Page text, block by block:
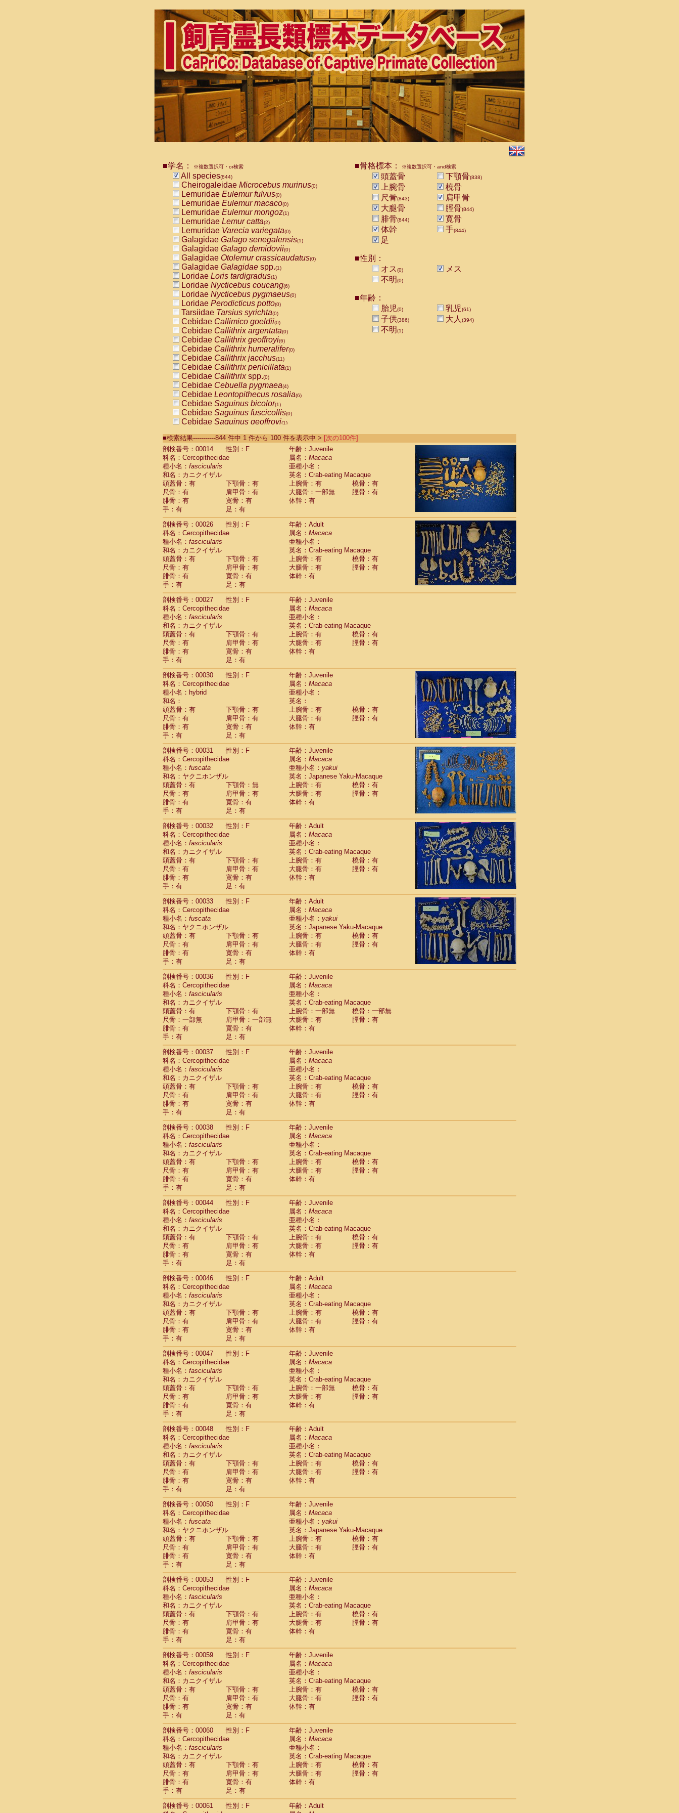
■学名： ※複数選択可・or検索
All species(844)
Cheirogaleidae Microcebus murinus(0)
Lemuridae Eulemur fulvus(0)
Lemuridae Eulemur macaco(0)
Lemuridae Eulemur mongoz(1)
Lemuridae Lemur catta(2)
Lemuridae Varecia variegata(0)
Galagidae Galago senegalensis(1)
Galagidae Galago demidovii(0)
Galagidae Otolemur crassicaudatus(0)
Galagidae Galagidae spp.(1)
Loridae Loris tardigradus(1)
Loridae Nycticebus coucang(6)
Loridae Nycticebus pygmaeus(0)
Loridae Perodicticus potto(0)
Tarsiidae Tarsius syrichta(0)
Cebidae Callimico goeldii(0)
Cebidae Callithrix argentata(0)
Cebidae Callithrix geoffroyi(6)
Cebidae Callithrix humeralifer(0)
Cebidae Callithrix jacchus(11)
Cebidae Callithrix penicillata(1)
Cebidae Callithrixspp.(0)
Cebidae Cebuella pygmaea(4)
Cebidae Leontopithecus rosalia(6)
Cebidae Saguinus bicolor(1)
Cebidae Saguinus fuscicollis(0)
Cebidae Saguinus geoffroyi(1)
CebidaeSaguinus labiatus(0)
Cebidae Saguinus leucopus (2)
CebidaeSaguinus midas
CebidaeSaguinus mystax
CebidaeSaguinus nigricollis (22)
Cebidae Saguinus oedipus
Cebidae Saguinus weddelli
Cebidae Saguinusspp.
Cebidae Aotus trivirgatus
Cebidae Cebus albifrons
CebidaeCebus apella
CebidaeCebus capucinus
CebidaeCebus nigrivittatus
Cebidae Cebusspp.(0)
Cebidae Saimiri boliviensis
Cebidae Saimiri sciureus
Atelidae Alouatta caraya
AtelidaeAlouatta fusca
Atelidae Alouatta seniculus
AtelidaeAlouatta
AtelidaeAteles belzebuth
Atelidae Ateles geoffroyi
Atelidae Ateles paniscus
Atelidae Atelesspp.
Atelidae Lagothrix lagothricha
AtelidaeLagothrix lagothricha cana(0)
Pitheciidae Cacajao calvus rubicundus(0)
PitheciidaeCallicebus cupreus(2)
Pitheciidae Callicebus donacophilus(0)
Pitheciidae Callicebus moloch(0)
Pitheciidae Callicebus torquatus(0)
Pitheciidae Callicebus
Pitheciidae Chiropotes satanas
Pitheciidae Pithecia monachus
Pitheciidae Pithecia pithecia (0)
Cercopithecidae Cercocebus agilis (0)
Cercopithecidae Cercocebus galeritus chrysogaster
Cercopithecidae Cercocebus torquatus atys (0)
CercopithecidaeCercocebus torquatus lunulatus(1)
CercopithecidaeCercocebus torquatus torquatus(0)
CercopithecidaeCercocebus hybrid(2)
CercopithecidaeCercocebus
CercopithecidaeLophocebus albigena(0)
Cercopithecidae (0)
Cercopithecidae Papio cynocephalus (7)
Cercopithecidae Papio hamadryas(1)
CercopithecidaePapio papio
CercopithecidaePapio
CercopithecidaeMandrillus leucophaeus
CercopithecidaeMandrillus sphinx
CercopithecidaeTheropithecus gelada(0)
CercopithecidaeMacaca arctoides(3)
Cercopithecidae Macaca assamensis
Cercopithecidae Macaca brunnescens (0)
CercopithecidaeMacaca cyclopis (17)
CercopithecidaeMacaca fascicularis (313)
CercopithecidaeMacaca fuscaca fuscata
CercopithecidaeMacaca fuscata yakui
CercopithecidaeMacaca fuscatahybrid(1)
CercopithecidaeMacaca maura(3)
Cercopithecidae Macaca mulatta(55)
Cercopithecidae Macaca nemestrina(3)
Cercopithecidae Macaca nigra(0)
CercopithecidaeMacaca radiata(27)
CercopithecidaeMacaca silenus(0)
CercopithecidaeMacaca sinica (1)
CercopithecidaeMacaca sylvanus
CercopithecidaeMacaca thibetana (0)
Cercopithecidae Macaca tonkeana (0)
Cercopithecidae hybrid(1)
Cercopithecidae (0)
CercopithecidaeAllenopithecus nigroviridis
CercopithecidaeCercopithecus ascanius
CercopithecidaeCercopithecus ascanius schmidti
CercopithecidaeCercopithecus cephus
CercopithecidaeCercopithecus diana
CercopithecidaeCercopithecus hamlyni
Cercopithecidae Cercopithecus lhoesti
Cercopithecidae Cercopithecus mitis(1)
CercopithecidaeCercopithecus mitis doggetti
CercopithecidaeCercopithecus mitis albogularis(0)
CercopithecidaeCercopithecus mona
CercopithecidaeCercopithecus neglectus
CercopithecidaeCercopithecus nigroviridis(0)
CercopithecidaeCercopithecus petaurista buettikoferi
Cercopithecidae Cercopithecusspp.(0)
Cercopithecidae Chlorocebus aethiops
CercopithecidaeChlorocebus pygerythrus cynosuros (0)
CercopithecidaeErythrocebus patas (30)
CercopithecidaeMiopithecus talapoin
CercopithecidaeCercopithecinae spp.
CercopithecidaeColobus angolensis
CercopithecidaeColobus guereza (0)
Cercopithecidae Colobus polykomos(0)
Cercopithecidae Piliocolobus badius(0)
Cercopithecidae Kasi senex vetulus(1)
CercopithecidaeKasi senex
CercopithecidaeNasalis larvatus(0)
CercopithecidaePresbytes melalophos
CercopithecidaePygathrix nemaeus
CercopithecidaeSemnopithecus entellus(15)
Cercopithecidae Trachypithecus cristatus(0)
Cercopithecidae Trachypithecus francoisi
Cercopithecidae Trachypithecus obscurus(4)
CercopithecidaeTrachypithecus pileatus(0)
CercopithecidaeColobinae spp.(0)
CercopithecidaePresbytesinaespp.(0)
CercopithecidaeCercopithecidae
HylobatidaeHoolock hoolock(1)
HylobatidaeHylobates agilis
HylobatidaeHylobates klossii (0)
Hylobatidae
HylobatidaeHylobates moloch(2)
Hylobatidae Hylobates muelleri(0)
HylobatidaeHylobates pileatus(3)
Hylobatidae Hylobates
HylobatidaeHylobateshybrid(0)
HylobatidaeNomascus concolor(0)
HylobatidaeSymphalangus syndactylus(1)
Hominidae (0)
HominidaePan troglodytes
Hominidae Gorilla gorilla beringei(0)
Hominidae Gorilla gorilla gorilla(0)
Primates misc.(0)
Scandentia Dendrogale melanura
Scandentia Ptilocercus lowii
ScandentiaTupaia glis
Scandentia
Scandentia
■骨格標本： ※複数選択可・and検索
頭蓋骨 下顎骨(838)
上腕骨
橈骨
尺骨(843)
肩甲骨
大腿骨
脛骨(844)
腓骨(844)
寛骨
体幹
手(844)
足
■性別：
オス(0)
メス
不明(0)
■年齢：
胎児(0) 乳児(61)
子供(386) 大人 (394)
不明(1)
■検索結果-----------844 件中 1 件から 100 件を表示中 > [次の100件]
剖検番号：00014
性別：F
年齢：Juvenile
科名：Cercopithecidae
属名： Macaca
種小名： fascicularis
亜種小名：
和名：カニクイザル
英名：Crab-eating Macaque
頭蓋骨：有
下顎骨：有 上腕骨：有
橈骨：有
尺骨：有
肩甲骨：有 大腿骨：一部無
脛骨：有
腓骨：有
寛骨：有
体幹：有
手：有
足：有
剖検番号：00026
性別：F
年齢：Adult
科名：Cercopithecidae
属名： Macaca
種小名： fascicularis
亜種小名：
和名：カニクイザル
英名：Crab-eating Macaque
頭蓋骨：有
下顎骨：有 上腕骨：有
橈骨：有
尺骨：有
肩甲骨：有 大腿骨：有
脛骨：有
腓骨：有
寛骨：有
体幹：有
手：有
足：有
剖検番号：00027
性別：F
年齢：Juvenile
科名：Cercopithecidae
属名： Macaca
種小名： fascicularis
亜種小名：
和名：カニクイザル
英名：Crab-eating Macaque
頭蓋骨：有
下顎骨：有 上腕骨：有
橈骨：有
尺骨：有
肩甲骨：有 大腿骨：有
脛骨：有
腓骨：有
寛骨：有
体幹：有
手：有
足：有
剖検番号：00030
性別：F
年齢：Juvenile
科名：Cercopithecidae
属名： Macaca
種小名：hybrid
亜種小名：
和名：
英名：
頭蓋骨：有
下顎骨：有 上腕骨：有
橈骨：有
尺骨：有
肩甲骨：有 大腿骨：有
脛骨：有
腓骨：有
寛骨：有
体幹：有
手：有
足：有
剖検番号：00031
性別：F
年齢：Juvenile
科名：Cercopithecidae
属名： Macaca
種小名： fuscata 亜種小名： yakui
和名：ヤクニホンザル
英名：Japanese Yaku-Macaque
頭蓋骨：有
下顎骨：無 上腕骨：有
橈骨：有
尺骨：有
肩甲骨：有 大腿骨：有
脛骨：有
腓骨：有
寛骨：有
体幹：有
手：有
足：有
剖検番号：00032
性別：F
年齢：Adult
科名：Cercopithecidae
属名： Macaca
種小名： fascicularis
亜種小名：
和名：カニクイザル
英名：Crab-eating Macaque
頭蓋骨：有
下顎骨：有 上腕骨：有
橈骨：有
尺骨：有
肩甲骨：有 大腿骨：有
脛骨：有
腓骨：有
寛骨：有
体幹：有
手：有
足：有
剖検番号：00033
性別：F
年齢：Adult
科名：Cercopithecidae
属名： Macaca
種小名： fuscata 亜種小名： yakui
和名：ヤクニホンザル
英名：Japanese Yaku-Macaque
頭蓋骨：有
下顎骨：有 上腕骨：有
橈骨：有
尺骨：有
肩甲骨：有 大腿骨：有
脛骨：有
腓骨：有
寛骨：有
体幹：有
手：有
足：有
剖検番号：00036
性別：F
年齢：Juvenile
科名：Cercopithecidae
属名： Macaca
種小名： fascicularis
亜種小名：
和名：カニクイザル
英名：Crab-eating Macaque
頭蓋骨：有
下顎骨：有 上腕骨：一部無
橈骨：一部無
尺骨：一部無
肩甲骨：一部無 大腿骨：有
脛骨：有
腓骨：有
寛骨：有
体幹：有
手：有
足：有
剖検番号：00037
性別：F
年齢：Juvenile
科名：Cercopithecidae
属名： Macaca
種小名： fascicularis
亜種小名：
和名：カニクイザル
英名：Crab-eating Macaque
頭蓋骨：有
下顎骨：有 上腕骨：有
橈骨：有
尺骨：有
肩甲骨：有 大腿骨：有
脛骨：有
腓骨：有
寛骨：有
体幹：有
手：有
足：有
剖検番号：00038
性別：F
年齢：Juvenile
科名：Cercopithecidae
属名： Macaca
種小名： fascicularis
亜種小名：
和名：カニクイザル
英名：Crab-eating Macaque
頭蓋骨：有
下顎骨：有 上腕骨：有
橈骨：有
尺骨：有
肩甲骨：有 大腿骨：有
脛骨：有
腓骨：有
寛骨：有
体幹：有
手：有
足：有
剖検番号：00044
性別：F
年齢：Juvenile
科名：Cercopithecidae
属名： Macaca
種小名： fascicularis
亜種小名：
和名：カニクイザル
英名：Crab-eating Macaque
頭蓋骨：有
下顎骨：有 上腕骨：有
橈骨：有
尺骨：有
肩甲骨：有 大腿骨：有
脛骨：有
腓骨：有
寛骨：有
体幹：有
手：有
足：有
剖検番号：00046
性別：F
年齢：Adult
科名：Cercopithecidae
属名： Macaca
種小名： fascicularis
亜種小名：
和名：カニクイザル
英名：Crab-eating Macaque
頭蓋骨：有
下顎骨：有 上腕骨：有
橈骨：有
尺骨：有
肩甲骨：有 大腿骨：有
脛骨：有
腓骨：有
寛骨：有
体幹：有
手：有
足：有
剖検番号：00047
性別：F
年齢：Juvenile
科名：Cercopithecidae
属名： Macaca
種小名： fascicularis
亜種小名：
和名：カニクイザル
英名：Crab-eating Macaque
頭蓋骨：有
下顎骨：有 上腕骨：一部無
橈骨：有
尺骨：有
肩甲骨：有 大腿骨：有
脛骨：有
腓骨：有
寛骨：有
体幹：有
手：有
足：有
剖検番号：00048
性別：F
年齢：Adult
科名：Cercopithecidae
属名： Macaca
種小名： fascicularis
亜種小名：
和名：カニクイザル
英名：Crab-eating Macaque
頭蓋骨：有
下顎骨：有 上腕骨：有
橈骨：有
尺骨：有
肩甲骨：有 大腿骨：有
脛骨：有
腓骨：有
寛骨：有
体幹：有
手：有
足：有
剖検番号：00050
性別：F
年齢：Juvenile
科名：Cercopithecidae
属名： Macaca
種小名： fuscata 亜種小名： yakui
和名：ヤクニホンザル
英名：Japanese Yaku-Macaque
頭蓋骨：有
下顎骨：有 上腕骨：有
橈骨：有
尺骨：有
肩甲骨：有 大腿骨：有
脛骨：有
腓骨：有
寛骨：有
体幹：有
手：有
足：有
剖検番号：00053
性別：F
年齢：Juvenile
科名：Cercopithecidae
属名： Macaca
種小名： fascicularis
亜種小名：
和名：カニクイザル
英名：Crab-eating Macaque
頭蓋骨：有
下顎骨：有 上腕骨：有
橈骨：有
尺骨：有
肩甲骨：有 大腿骨：有
脛骨：有
腓骨：有
寛骨：有
体幹：有
手：有
足：有
剖検番号：00059
性別：F
年齢：Juvenile
科名：Cercopithecidae
属名： Macaca
種小名： fascicularis
亜種小名：
和名：カニクイザル
英名：Crab-eating Macaque
頭蓋骨：有
下顎骨：有 上腕骨：有
橈骨：有
尺骨：有
肩甲骨：有 大腿骨：有
脛骨：有
腓骨：有
寛骨：有
体幹：有
手：有
足：有
剖検番号：00060
性別：F
年齢：Juvenile
科名：Cercopithecidae
属名： Macaca
種小名： fascicularis
亜種小名：
和名：カニクイザル
英名：Crab-eating Macaque
頭蓋骨：有
下顎骨：有 上腕骨：有
橈骨：有
尺骨：有
肩甲骨：有 大腿骨：有
脛骨：有
腓骨：有
寛骨：有
体幹：有
手：有
足：有
剖検番号：00061
性別：F
年齢：Adult